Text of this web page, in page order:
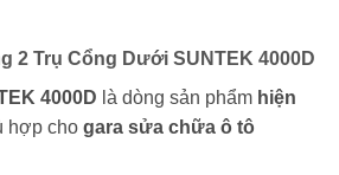
2 Trụ Cổng Dưới SUNTEK 4000D
4000D là dòng sản phẩm hiện
hợp cho gara sửa chữa ô tô